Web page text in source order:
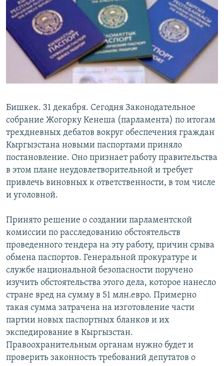
Бишкек. 31 декабря. Сегодня Законодательное
собрание Жогорку Кенеша (парламента) по итогам
трехдневных дебатов вокруг обеспечения граждан
Кыргызстана новыми паспортами приняло
постановление. Оно признает работу правительства
в этом плане неудовлетворительной и требует
привлечь виновных к ответственности, в том числе
и уголовной.
Принято решение о создании парламентской
комиссии по расследованию обстоятельств
проведенного тендера на эту работу, причин срыва
обмена паспортов. Генеральной прокуратуре и
службе национальной безопасности поручено
изучить обстоятельства этого дела, которое нанесло
стране вред на сумму в 51 млн.евро. Примерно
такая сумма затрачена на изготовление части
партии новых паспортных бланков и их
экспедирование в Кыргызстан.
Правоохранительным органам нужно будет и
проверить законность требований депутатов о